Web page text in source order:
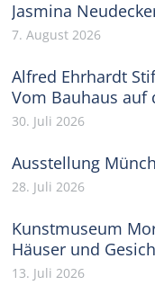
Jasmina
7. August 2026
Alfred Ehrhardt
Vom Bauhaus auf
30. Juli 2026
Ausstellung
28. Juli 2026
Kunstmuseum
Häuser und
13. Juli 2026